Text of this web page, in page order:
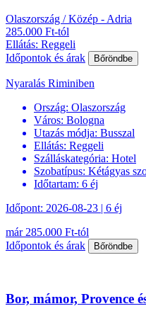
Olaszország / Közép - Adria
285.000 Ft-tól
Ellátás: Reggeli
Időpontok és árak
Bőröndbe
Nyaralás Riminiben
Ország: Olaszország
Város: Bologna
Utazás módja: Busszal
Ellátás: Reggeli
Szálláskategória: Hotel
Szobatípus: Kétágyas
Időtartam: 6 éj
Időpont: 2026-08-23 | 6 éj
már 285.000 Ft-tól
Időpontok és árak
Bőröndbe
Bor, mámor, Provence